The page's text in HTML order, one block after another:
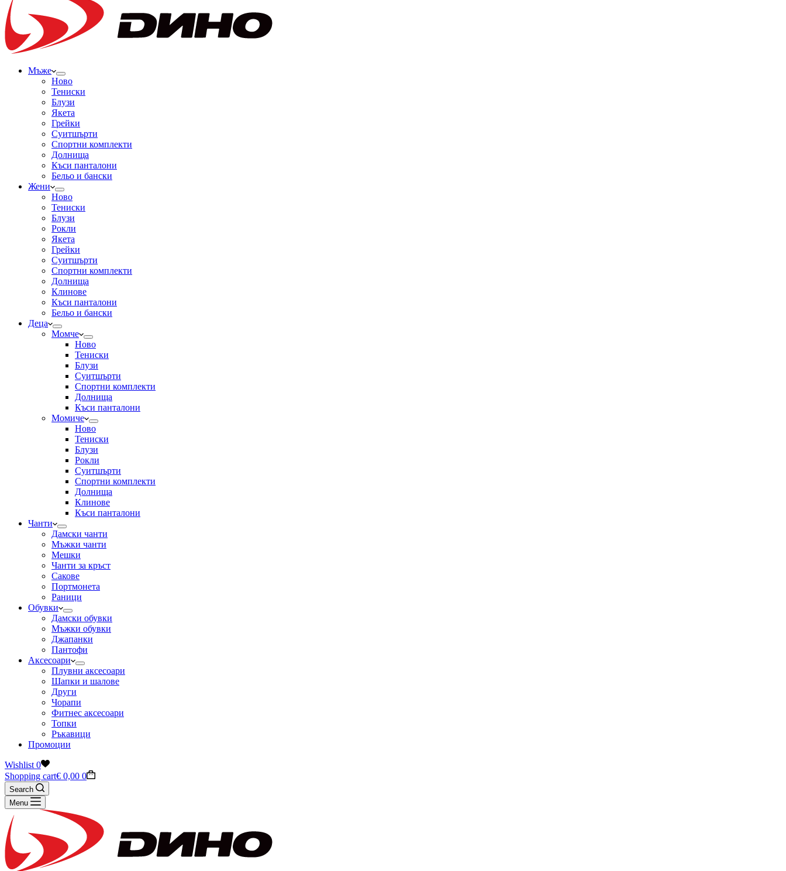
Мъже
Ново
Тениски
Блузи
Якета
Грейки
Суитшърти
Спортни комплекти
Долнища
Къси панталони
Бельо и бански
Жени
Ново
Тениски
Блузи
Рокли
Якета
Грейки
Суитшърти
Спортни комплекти
Долнища
Клинове
Къси панталони
Бельо и бански
Деца
Момче
Ново
Тениски
Блузи
Суитшърти
Спортни комплекти
Долнища
Къси панталони
Момиче
Ново
Тениски
Блузи
Рокли
Суитшърти
Спортни комплекти
Долнища
Клинове
Къси панталони
Чанти
Дамски чанти
Мъжки чанти
Мешки
Чанти за кръст
Сакове
Портмонета
Раници
Обувки
Дамски обувки
Мъжки обувки
Джапанки
Пантофи
Аксесоари
Плувни аксесоари
Шапки и шалове
Други
Чорапи
Фитнес аксесоари
Топки
Ръкавици
Промоции
Wishlist 0
Shopping cart€ 0,00 0
Search
Menu